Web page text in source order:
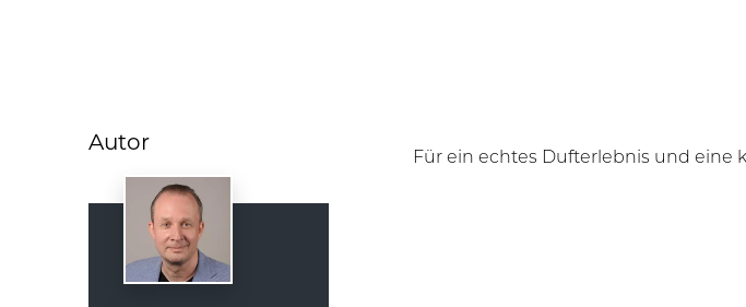
Autor
Für ein echtes Dufterlebnis und eine